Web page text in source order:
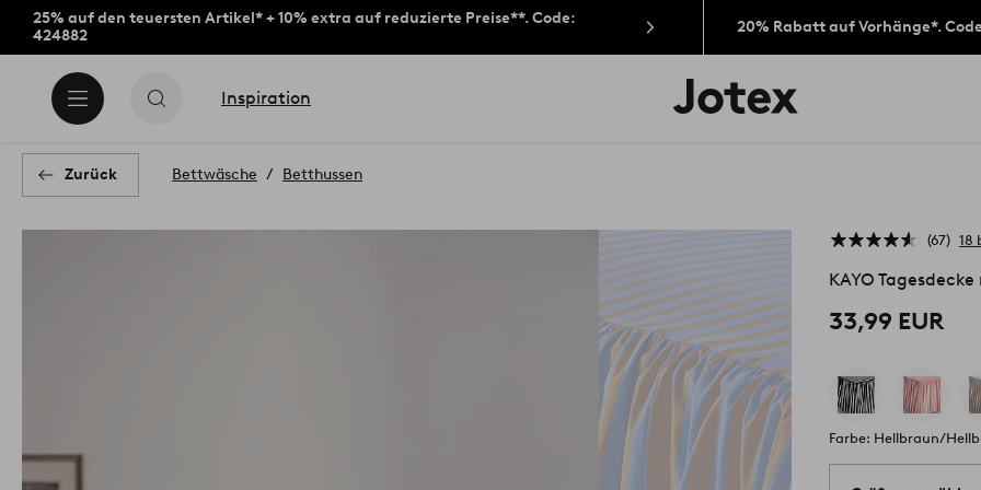
25% auf den teuersten Artikel* + 10% extra auf reduzierte Preise**. Code:
424882
20% Rabatt auf Vorhänge*.
Inspiration
Jotex-
Logo
Zurück Bettwäsche Betthussen
67 18
KAYO
33,99 EUR
Farbe: Hellbraun/